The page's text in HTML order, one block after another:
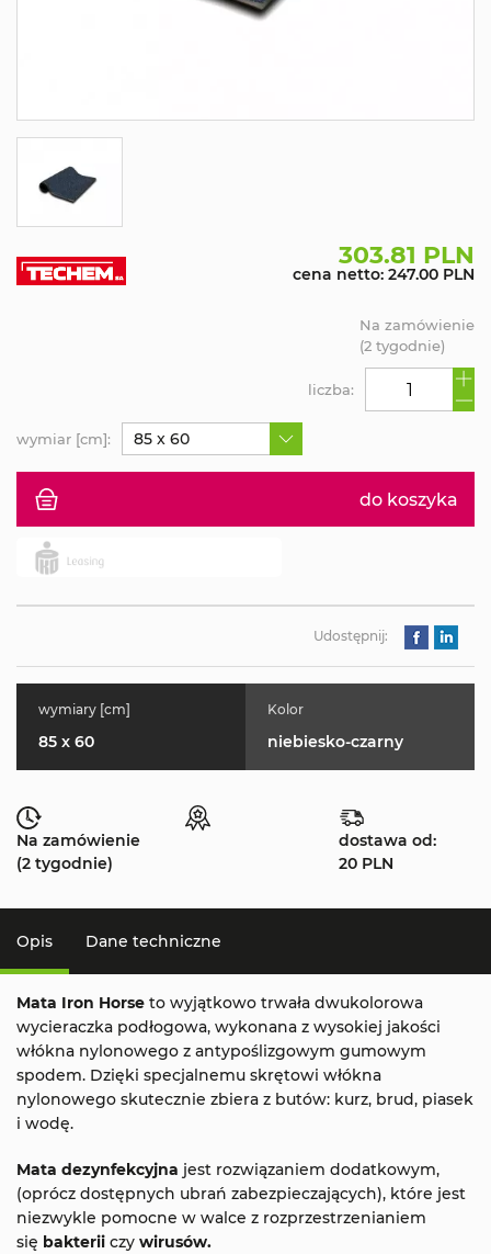
303.81 PLN
cena netto: 247.00 PLN
do koszyka
liczba:
Na zamówienie
(2 tygodnie)
wymiar [cm]: 85 x 60
Udostępnij:
wymiary [cm]
85 x 60
Kolor
niebiesko-czarny
Na zamówienie
(2 tygodnie)
dostawa od:
20 PLN
Opis Dane techniczne
Mata Iron Horse to wyjątkowo trwała dwukolorowa
wycieraczka podłogowa, wykonana z wysokiej jakości
włókna nylonowego z antypoślizgowym gumowym
spodem. Dzięki specjalnemu skrętowi włókna
nylonowego skutecznie zbiera z butów: kurz, brud, piasek
i wodę.
Mata dezynfekcyjna jest rozwiązaniem dodatkowym,
(oprócz dostępnych ubrań zabezpieczających), które jest
niezwykle pomocne w walce z rozprzestrzenianiem
się bakterii czy wirusów.